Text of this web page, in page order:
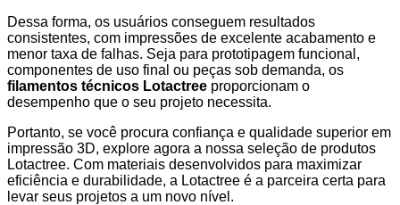
Dessa forma, os usuários conseguem resultados
consistentes, com impressões de excelente acabamento e
menor taxa de falhas. Seja para prototipagem funcional,
componentes de uso final ou peças sob demanda, os
filamentos técnicos Lotactree proporcionam o
desempenho que o seu projeto necessita.
Portanto, se você procura confiança e qualidade superior em
impressão 3D, explore agora a nossa seleção de produtos
Lotactree. Com materiais desenvolvidos para maximizar
eficiência e durabilidade, a Lotactree é a parceira certa para
levar seus projetos a um novo nível.